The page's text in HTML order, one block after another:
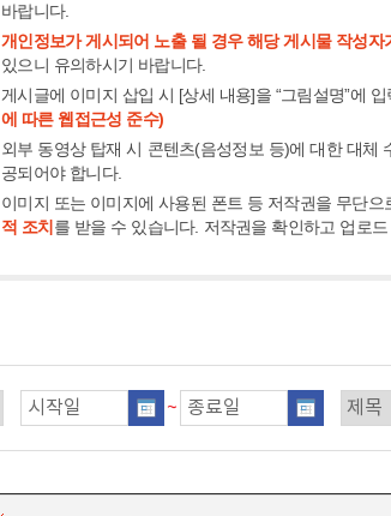
바랍니다.
개인정보가 게시되어 노출 될 경우 해당 게시물 작성
있으니 유의하시기 바랍니다.
게시글에 이미지 삽입 시 [상세 내용]을 “그림설명”에 입
에 따른 웹접근성 준수)
외부 동영상 탑재 시 콘텐츠(음성정보 등)에 대한 대체
공되어야 합니다.
이미지 또는 이미지에 사용된 폰트 등 저작권을 무단으
적 조치 를 받을 수 있습니다. 저작권을 확인하고 업로
~